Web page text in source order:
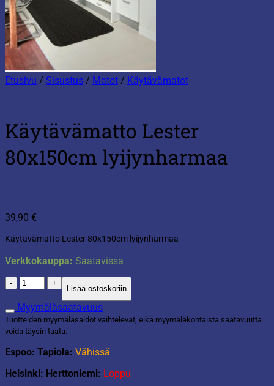
Etusivu / Sisustus / Matot / Käytävämatot
Käytävämatto Lester
80x150cm lyijynharmaa
39,90 €
Käytävämatto Lester 80x150cm lyijynharmaa
Verkkokauppa: Saatavissa
Käytävämatto
Lester
80x150cm
lyijynharmaa
määrä
Lisää ostoskoriin
Myymäläsaatavuus
Tuotteiden myymäläsaldot vaihtelevat, eikä myymäläkohtaista saatavuutta
voida täysin taata.
Espoo: Tapiola: Vähissä
Helsinki: Herttoniemi: Loppu